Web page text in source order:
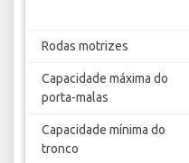
Rodas motrizes
Capacidade máxima do
porta-malas
Capacidade mínima do
tronco